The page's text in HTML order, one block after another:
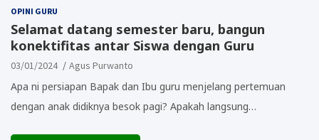
OPINI GURU
Selamat datang semester baru, bangun
konektifitas antar Siswa dengan Guru
03/01/2024 Agus Purwanto
Apa ni persiapan Bapak dan Ibu guru menjelang pertemuan
dengan anak didiknya besok pagi? Apakah langsung…